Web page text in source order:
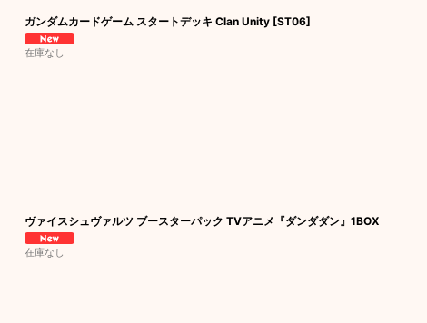
ガンダムカードゲーム スタートデッキ Clan Unity [ST06]
在庫なし
ヴァイスシュヴァルツ ブースターパック TVアニメ『ダンダダン』1BOX
在庫なし